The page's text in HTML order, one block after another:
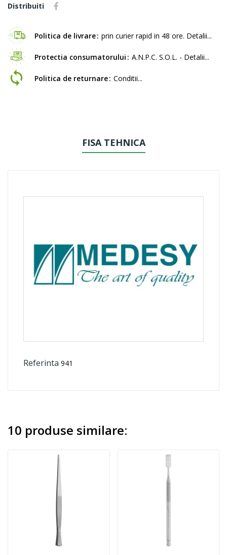
Distribuiti
Politica de livrare prin curier rapid in 48 ore. Detalii...
Protectia consumatorului A.N.P.C. S.O.L. - Detalii...
Politica de returnare Conditii...
FISA TEHNICA
Referinta 941
10 produse similare: